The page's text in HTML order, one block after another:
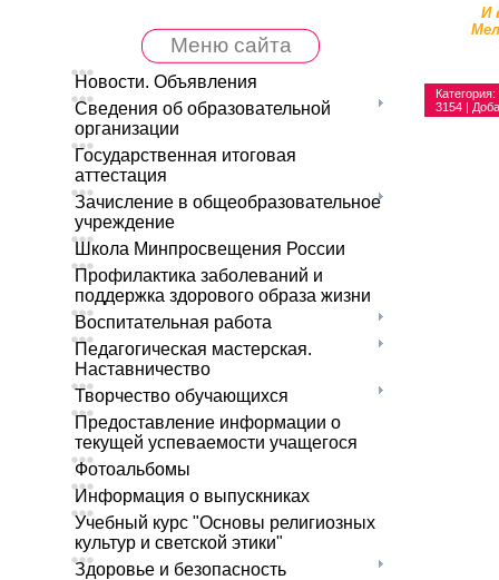
Меню сайта
Новости. Объявления
Сведения об образовательной
организации
Государственная итоговая
аттестация
Зачисление в общеобразовательное
учреждение
Школа Минпросвещения России
Профилактика заболеваний и
поддержка здорового образа жизни
Воспитательная работа
Педагогическая мастерская.
Наставничество
Творчество обучающихся
Предоставление информации о
текущей успеваемости учащегося
Фотоальбомы
Информация о выпускниках
Учебный курс "Основы религиозных
культур и светской этики"
Здоровье и безопасность
И
Категория:
3154 |